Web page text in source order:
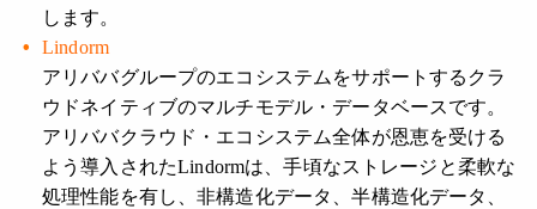
します。
Lindorm
アリババグループのエコシステムをサポートするクラ
ウドネイティブのマルチモデル・データベースです。
アリババクラウド・エコシステム全体が恩恵を受ける
よう導入されたLindormは、手頃なストレージと柔軟な
処理性能を有し、非構造化データ、半構造化データ、